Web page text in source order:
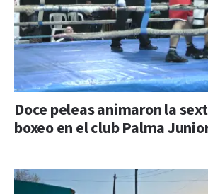
Doce peleas animaron la
boxeo en el club Palma